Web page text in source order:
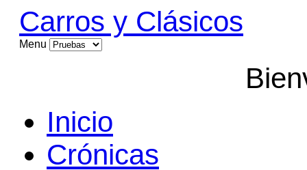
Carros y Clásicos
Menu
Inicio
Crónicas